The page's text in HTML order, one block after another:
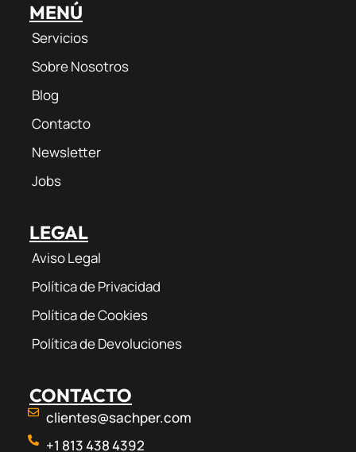
MENÚ
Servicios
Sobre Nosotros
Blog
Contacto
Newsletter
Jobs
LEGAL
Aviso Legal
Política de Privacidad
Política de Cookies
Política de Devoluciones
CONTACTO
clientes@sachper.com
+1 813 438 4392